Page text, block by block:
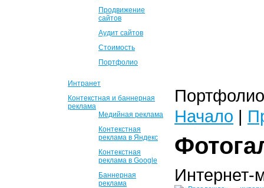
Продвижение
сайтов
Аудит сайтов
Стоимость
Портфолио
Интранет
Контекстная и баннерная
реклама
Медийная реклама
Контекстная
реклама в Яндекс
Контекстная
реклама в Google
Баннерная
реклама
Начало |
Интернет-